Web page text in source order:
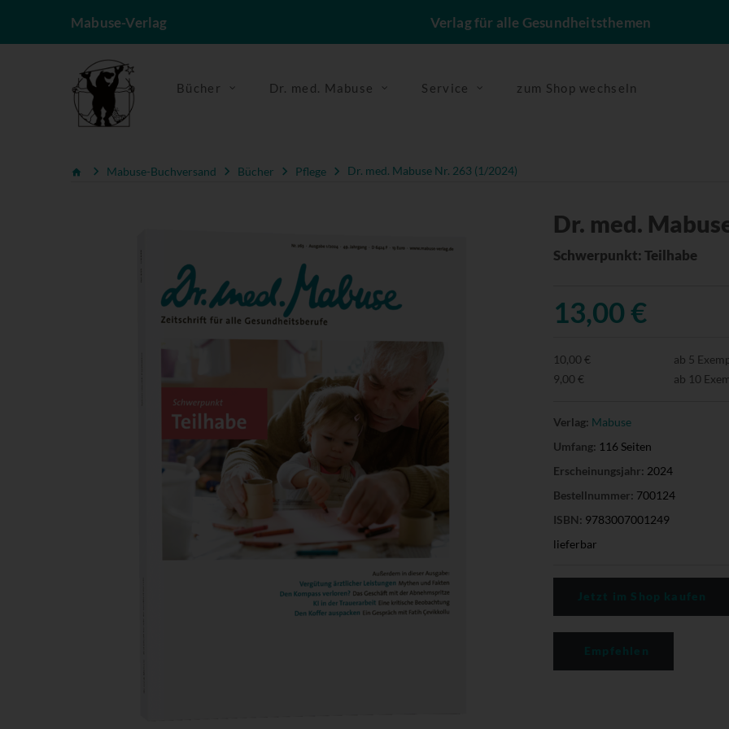
Mabuse-Verlag Verlag für alle Gesundheitsthemen
Bücher Dr. med. Mabuse Service zum Shop wechseln
Mabuse-Buchversand Bücher Pflege Dr. med. Mabuse Nr. 263 (1/2024)
Dr. med.
Schwerpunkt: Teilhabe
13,00 €
10,00 € ab 5
9,00 €
ab 10
Verlag: Mabuse
Umfang: 116 Seiten
Erscheinungsjahr: 2024
Bestellnummer: 700124
ISBN: 9783007001249
lieferbar